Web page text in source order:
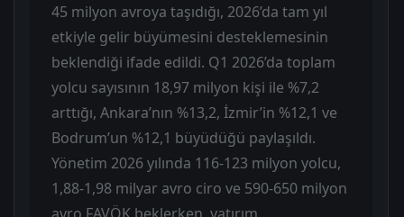
45 milyon avroya taşıdığı, 2026’da tam yıl
etkiyle gelir büyümesini desteklemesinin
beklendiği ifade edildi. Q1 2026’da toplam
yolcu sayısının 18,97 milyon kişi ile %7,2
arttığı, Ankara’nın %13,2, İzmir’in %12,1 ve
Bodrum’un %12,1 büyüdüğü paylaşıldı.
Yönetim 2026 yılında 116-123 milyon yolcu,
1,88-1,98 milyar avro ciro ve 590-650 milyon